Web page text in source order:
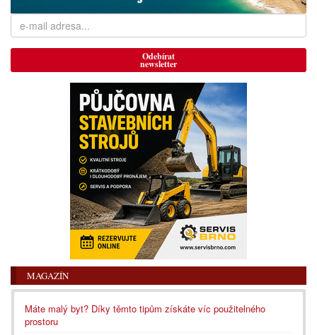
Odebírat
newsletter
MAGAZÍN
Máte malý byt? Díky těmto tipům získáte víc použitelného
prostoru